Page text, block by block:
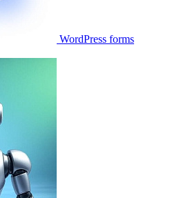
WordPress forms